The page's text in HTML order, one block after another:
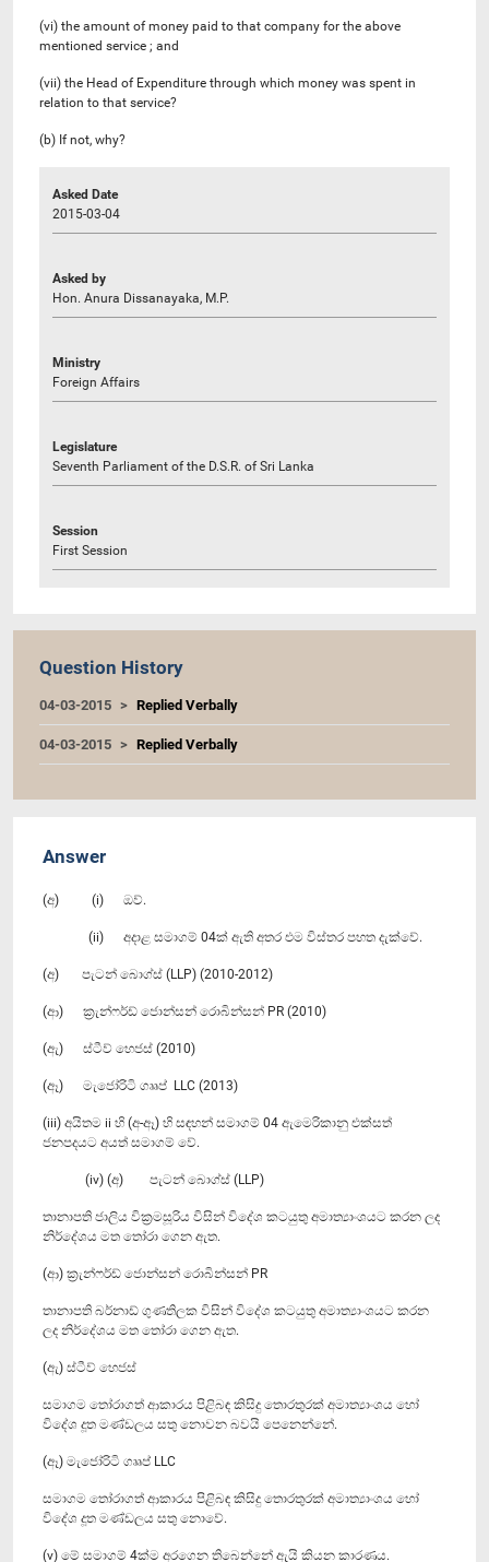
(vi) the amount of money paid to that company for the above
mentioned service ; and
(vii) the Head of Expenditure through which money was spent in
relation to that service?
(b) If not, why?
Asked Date
2015-03-04
Asked by
Hon. Anura Dissanayaka, M.P.
Ministry
Foreign Affairs
Legislature
Seventh Parliament of the D.S.R. of Sri Lanka
Session
First Session
Question History
04-03-2015 Replied Verbally
04-03-2015 Replied Verbally
Answer
(අ) (i) ඔව්.
(ii) අදාළ සමාගම් 04ක් ඇති අතර එම විස්තර පහත දැක්වේ.
(අ) පැටන් බොග්ස් (LLP) (2010-2012)
(ආ) ක්‍රැන්ෆර්ඩ් ජොන්සන් රොබින්සන් PR (2010)
(ඇ) ස්ටීව් හෙජස් (2010)
(ඈ) මැජෝරිටි ගෲප් LLC (2013)
(iii) අයිතම ii හි (අ-ඈ) හි සඳහන් සමාගම් 04 ඇමෙරිකානු එක්සත්
ජනපදයට අයත් සමාගම් වේ.
(iv) (අ) පැටන් බොග්ස් (LLP)
තානාපති ජාලිය වික්‍රමසූරිය විසින් විදේශ කටයුතු අමාත්‍යාංශයට කරන ලද
නිර්දේශය මත තෝරා ගෙන ඇත.
(ආ) ක්‍රැන්ෆර්ඩ් ජොන්සන් රොබින්සන් PR
තානාපති බර්නාඩ් ගුණතිලක විසින් විදේශ කටයුතු අමාත්‍යාංශයට කරන
ලද නිර්දේශය මත තෝරා ගෙන ඇත.
(ඇ) ස්ටීව් හෙජස්
සමාගම තෝරාගත් ආකාරය පිළිබඳ කිසිදු තොරතුරක් අමාත්‍යාංශය හෝ
විදේශ දූත මණ්ඩලය සතු නොවන බවයි පෙනෙන්නේ.
(ඈ) මැජෝරිටි ගෲප් LLC
සමාගම තෝරාගත් ආකාරය පිළිබඳ කිසිදු තොරතුරක් අමාත්‍යාංශය හෝ
විදේශ දූත මණ්ඩලය සතු නොවේ.
(v) මේ සමාගම් 4ක්ම අරගෙන තිබෙන්නේ ඇයි කියන කාරණය.